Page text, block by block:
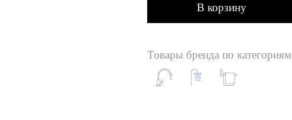
В корзину
Товары бренда по категориям